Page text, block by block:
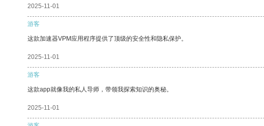
2025-11-01
游客
这款加速器VPM应用程序提供了顶级的安全性和隐私保护。
2025-11-01
游客
这款app就像我的私人导师，带领我探索知识的奥秘。
2025-11-01